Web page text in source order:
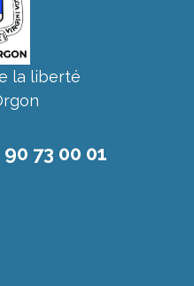
la liberté
90 73 00 01